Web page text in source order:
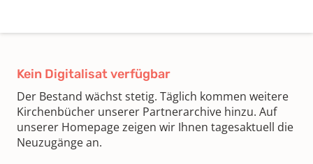
Kein Digitalisat verfügbar
Der Bestand wächst stetig. Täglich kommen weitere
Kirchenbücher unserer Partnerarchive hinzu. Auf
unserer Homepage zeigen wir Ihnen tagesaktuell die
Neuzugänge an.